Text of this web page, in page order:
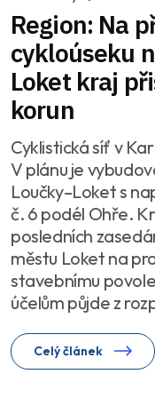
Region: Na
cykloúseku
Loket kraj
korun
Cyklistická síť v
V plánu je
Loučky–Loket s
č. 6 podél Ohře.
posledních
městu Loket na
stavebnímu
účelům půjde z
Celý článek